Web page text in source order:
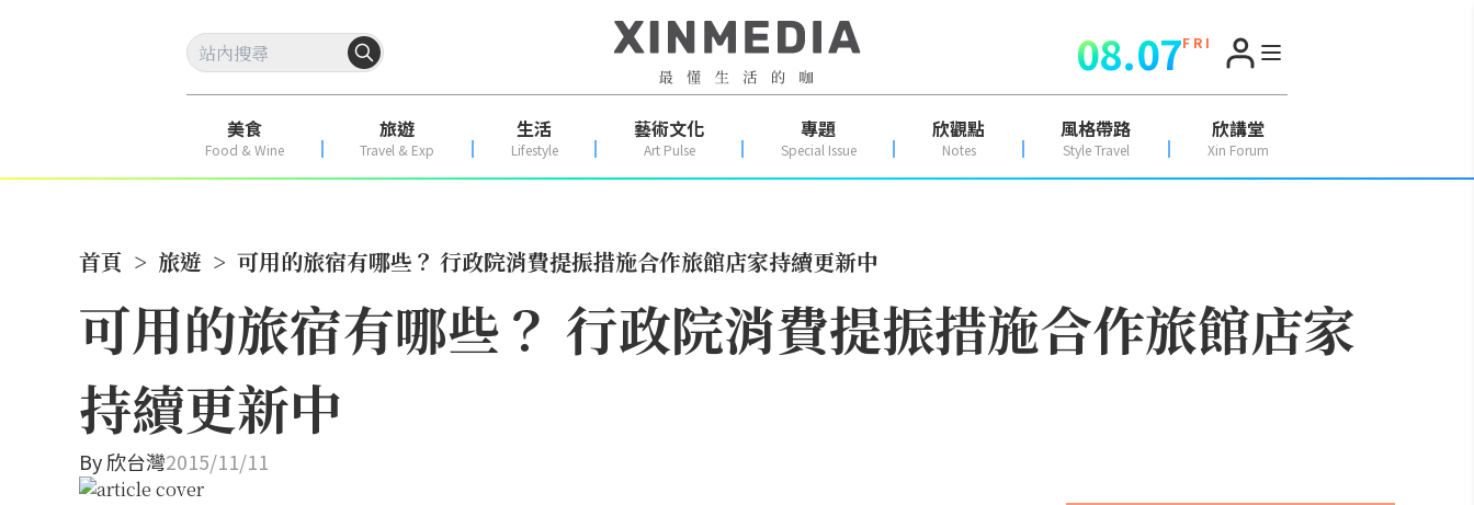
08.07F R I
美食
Food & Wine
旅遊
Travel & Exp
生活
Lifestyle
藝術文化
Art Pulse
專題
Special Issue
欣觀點
Notes
風格帶路
Style Travel
欣講堂
Xin Forum
首頁 > 旅遊 > 可用的旅宿有哪些？ 行政院消費提振措施合作旅館店家持續更新中
可用的旅宿有哪些？ 行政院消費提振措施合作旅館店家
持續更新中
By欣台灣2015/11/11